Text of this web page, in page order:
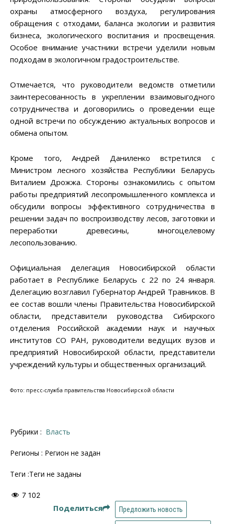
охраны атмосферного воздуха, регулирования
обращения с отходами, баланса экологии и развития
бизнеса, экологического воспитания и просвещения.
Особое внимание участники встречи уделили новым
подходам в экологичном градостроительстве.
Отмечается, что руководители ведомств отметили
заинтересованность в укреплении взаимовыгодного
сотрудничества и договорились о проведении еще
одной встречи по обсуждению актуальных вопросов и
обмена опытом.
Кроме того, Андрей Даниленко встретился с
Министром лесного хозяйства Республики Беларусь
Виталием Дрожжа. Стороны ознакомились с опытом
работы предприятий лесопромышленного комплекса и
обсудили вопросы эффективного сотрудничества в
решении задач по воспроизводству лесов, заготовки и
переработки древесины, многоцелевому
лесопользованию.
Официальная делегация Новосибирской области
работает в Республике Беларусь с 22 по 24 января.
Делегацию возглавил Губернатор Андрей Травников. В
ее состав вошли члены Правительства Новосибирской
области, представители руководства Сибирского
отделения Российской академии наук и научных
институтов СО РАН, руководители ведущих вузов и
предприятий Новосибирской области, представители
учреждений культуры и общественных организаций.
Фото: пресс-служба правительства Новосибирской области
Рубрики : Власть
Регионы : Регион не задан
Теги :Теги не заданы
7 102
Поделиться Предложить новость